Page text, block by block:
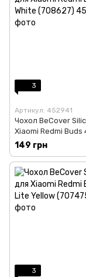
3
Артикул: 452941
Чохол BeCover
Xiaomi Redmi Buds
(708627)
149 грн
3